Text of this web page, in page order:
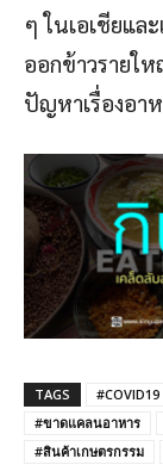
ๆ ในเอเชียแล
ออกข้าวรายใ
ปัญหาเรื่องอา
TAGS #COVID19
#ขาดแคลนอาหาร
#สินค้าเกษตรกรรม